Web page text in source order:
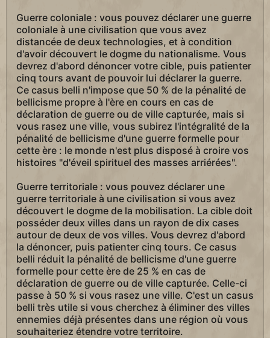
Guerre coloniale : vous pouvez déclarer une guerre
coloniale à une civilisation que vous avez
distancée de deux technologies, et à condition
d'avoir découvert le dogme du nationalisme. Vous
devrez d'abord dénoncer votre cible, puis patienter
cinq tours avant de pouvoir lui déclarer la guerre.
Ce casus belli n'impose que 50 % de la pénalité de
bellicisme propre à l'ère en cours en cas de
déclaration de guerre ou de ville capturée, mais si
vous rasez une ville, vous subirez l'intégralité de la
pénalité de bellicisme d'une guerre formelle pour
cette ère : le monde n'est plus disposé à croire vos
histoires "d'éveil spirituel des masses arriérées".
Guerre territoriale : vous pouvez déclarer une
guerre territoriale à une civilisation si vous avez
découvert le dogme de la mobilisation. La cible doit
posséder deux villes dans un rayon de dix cases
autour de deux de vos villes. Vous devrez d'abord
la dénoncer, puis patienter cinq tours. Ce casus
belli réduit la pénalité de bellicisme d'une guerre
formelle pour cette ère de 25 % en cas de
déclaration de guerre ou de ville capturée. Celle-ci
passe à 50 % si vous rasez une ville. C'est un casus
belli très utile si vous cherchez à éliminer des villes
ennemies déjà présentes dans une région où vous
souhaiteriez étendre votre territoire.